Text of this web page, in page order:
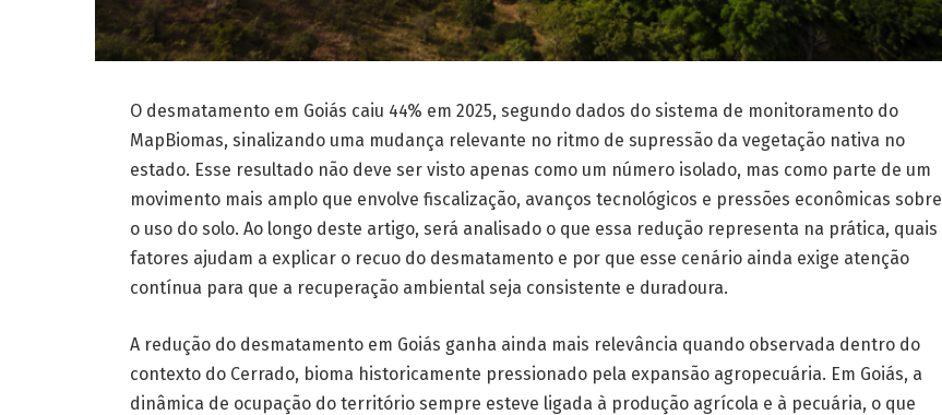
O desmatamento em Goiás caiu 44% em 2025, segundo dados do sistema de monitoramento do
MapBiomas, sinalizando uma mudança relevante no ritmo de supressão da vegetação nativa no
estado. Esse resultado não deve ser visto apenas como um número isolado, mas como parte de um
movimento mais amplo que envolve fiscalização, avanços tecnológicos e pressões econômicas sobre
o uso do solo. Ao longo deste artigo, será analisado o que essa redução representa na prática, quais
fatores ajudam a explicar o recuo do desmatamento e por que esse cenário ainda exige atenção
contínua para que a recuperação ambiental seja consistente e duradoura.
A redução do desmatamento em Goiás ganha ainda mais relevância quando observada dentro do
contexto do Cerrado, bioma historicamente pressionado pela expansão agropecuária. Em Goiás, a
dinâmica de ocupação do território sempre esteve ligada à produção agrícola e à pecuária, o que